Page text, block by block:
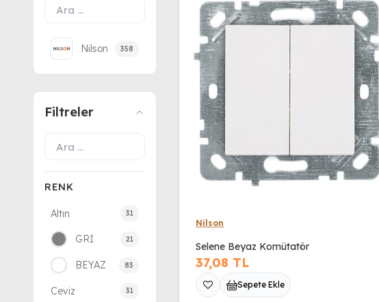
Nilson 358
Filtreler
RENK
Altın 31
GRİ 21
BEYAZ 83
Ceviz 31
Nilson
Selene Beyaz Komütatör
37,08 TL
Sepete Ekle